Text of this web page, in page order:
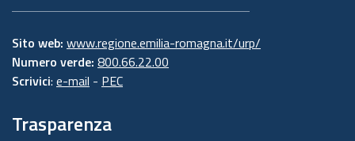
Sito web: www.regione.emilia-romagna.it/urp/
Numero verde: 800.66.22.00
Scrivici: e-mail - PEC
Trasparenza